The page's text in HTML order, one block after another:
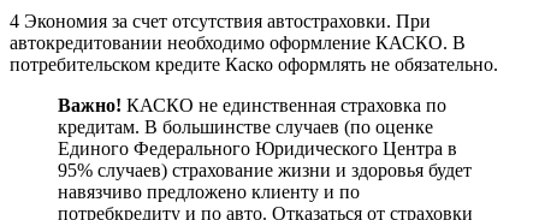
4 Экономия за счет отсутствия автостраховки. При
автокредитовании необходимо оформление КАСКО. В
потребительском кредите Каско оформлять не обязательно.
Важно! КАСКО не единственная страховка по
кредитам. В большинстве случаев (по оценке
Единого Федерального Юридического Центра в
95% случаев) страхование жизни и здоровья будет
навязчиво предложено клиенту и по
потребкредиту и по авто. Отказаться от страховки